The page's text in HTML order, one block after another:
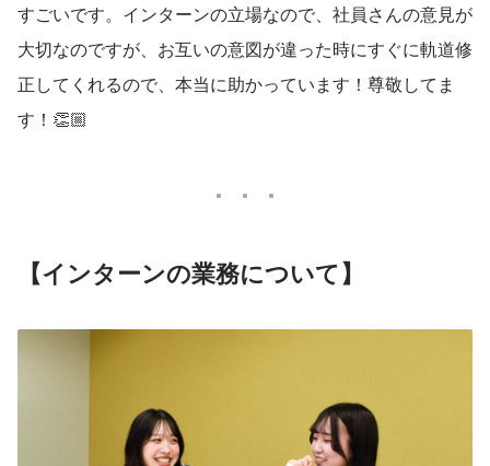
すごいです。インターンの立場なので、社員さんの意見が
大切なのですが、お互いの意図が違った時にすぐに軌道修
正してくれるので、本当に助かっています！尊敬してま
す！👏🏼
【インターンの業務について】